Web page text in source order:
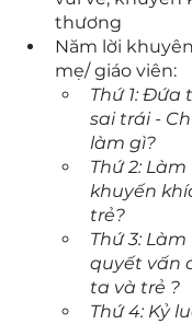
thương
Năm lời
mẹ/ giáo viên:
Thứ 1: Đứa
sai trái -
làm gì?
Thứ 2:
khuyến
trẻ?
Thứ 3:
quyết vấn
ta và trẻ ?
Thứ 4: Kỷ